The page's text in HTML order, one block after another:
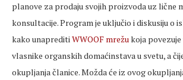
planove za prodaju svojih proizvoda uz lične
konsultacije. Program je uključio i diskusiju o
kako unapreditiWWOOF mrežukoja
vlasnike organskih domaćinstava u svetu, a
okupljanja članice. Možda će iz ovog